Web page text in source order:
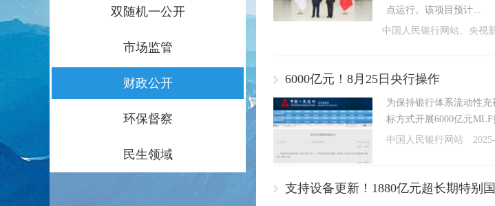
双随机一公开
市场监管
财政公开
环保督察
民生领域
点运行。该项目预计...
中国人民银行网站、央视
6000亿元！8月25日央行操作
为保持银行体系流动性
标方式开展6000亿元MLF
中国人民银行网站
支持设备更新！1880亿元超长期特别